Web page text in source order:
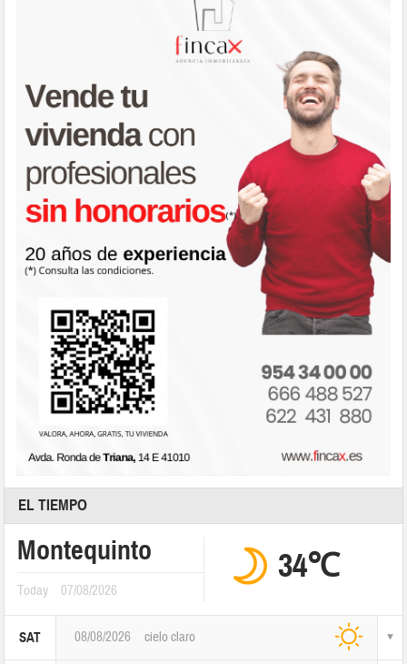
EL TIEMPO
Montequinto
Today 07/08/2026
34℃
SAT 08/08/2026 cielo claro